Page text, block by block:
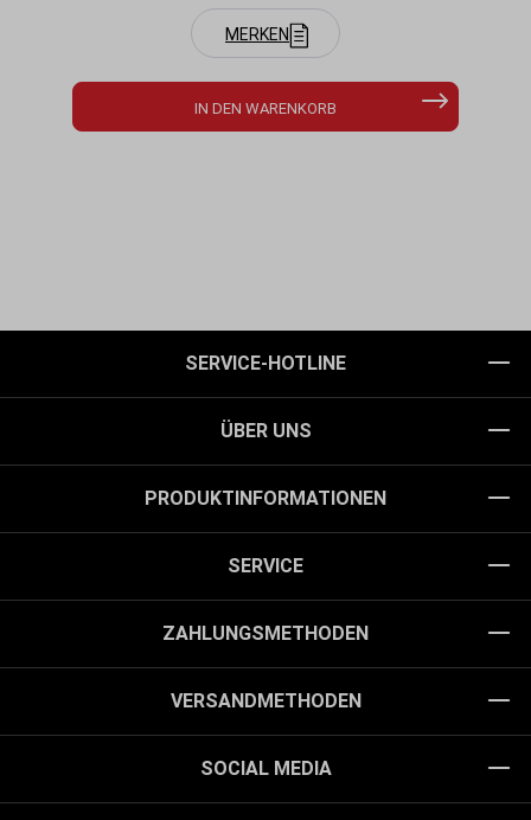
MERKEN
IN DEN WARENKORB
SERVICE-HOTLINE
ÜBER UNS
PRODUKTINFORMATIONEN
SERVICE
ZAHLUNGSMETHODEN
VERSANDMETHODEN
SOCIAL MEDIA